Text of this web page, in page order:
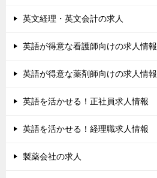
英文経理・英文会計の求人
英語が得意な看護師向けの求人情報
英語が得意な薬剤師向けの求人情報
英語を活かせる！正社員求人情報
英語を活かせる！経理職求人情報
製薬会社の求人